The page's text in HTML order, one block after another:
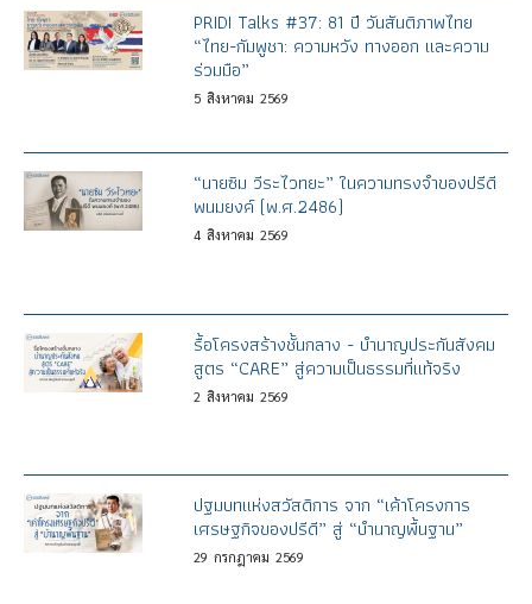
PRIDI Talks #37: 81 ปี วันสันติภาพไทย
“ไทย-กัมพูชา: ความหวัง ทางออก และความ
ร่วมมือ”
5 สิงหาคม 2569
“นายซิม วีระไวทยะ” ในความทรงจำของปรีดี
พนมยงค์ (พ.ศ.2486)
4 สิงหาคม 2569
รื้อโครงสร้างชั้นกลาง - บำนาญประกันสังคม
สูตร “CARE” สู่ความเป็นธรรมที่แท้จริง
2 สิงหาคม 2569
ปฐมบทแห่งสวัสดิการ จาก “เค้าโครงการ
เศรษฐกิจของปรีดี” สู่ “บำนาญพื้นฐาน”
29 กรกฎาคม 2569